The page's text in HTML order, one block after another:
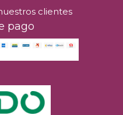
clientes
pago